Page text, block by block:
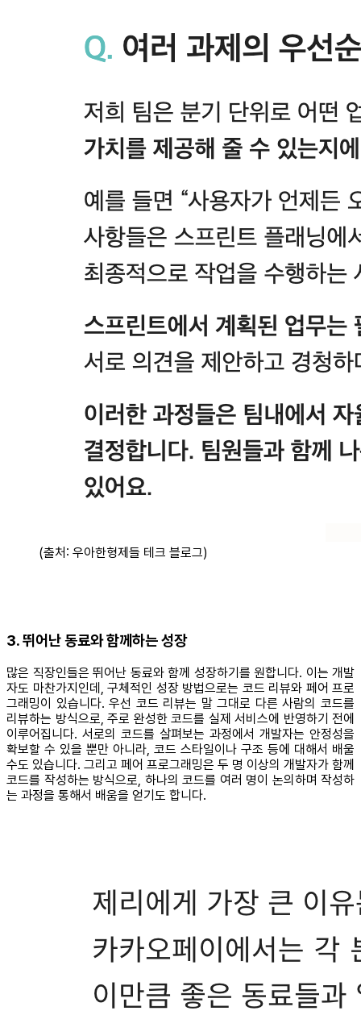
(출처: 우아한형제들 테크 블로그)
3. 뛰어난 동료와 함께하는 성장
많은 직장인들은 뛰어난 동료와 함께 성장하기를 원합니다. 이는 개발
자도 마찬가지인데, 구체적인 성장 방법으로는 코드 리뷰와 페어 프로
그래밍이 있습니다. 우선 코드 리뷰는 말 그대로 다른 사람의 코드를
리뷰하는 방식으로, 주로 완성한 코드를 실제 서비스에 반영하기 전에
이루어집니다. 서로의 코드를 살펴보는 과정에서 개발자는 안정성을
확보할 수 있을 뿐만 아니라, 코드 스타일이나 구조 등에 대해서 배울
수도 있습니다. 그리고 페어 프로그래밍은 두 명 이상의 개발자가 함께
코드를 작성하는 방식으로, 하나의 코드를 여러 명이 논의하며 작성하
는 과정을 통해서 배움을 얻기도 합니다.